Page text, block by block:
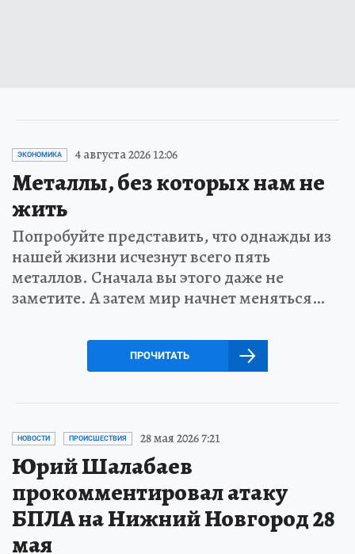
ЭКОНОМИКА 4 августа 2026 12:06
Металлы, без которых нам не
жить
Попробуйте представить, что однажды из
нашей жизни исчезнут всего пять
металлов. Сначала вы этого даже не
заметите. А затем мир начнет меняться…
ПРОЧИТАТЬ
НОВОСТИ ПРОИСШЕСТВИЯ 28 мая 2026 7:21
Юрий Шалабаев
прокомментировал атаку
БПЛА на Нижний Новгород 28
мая